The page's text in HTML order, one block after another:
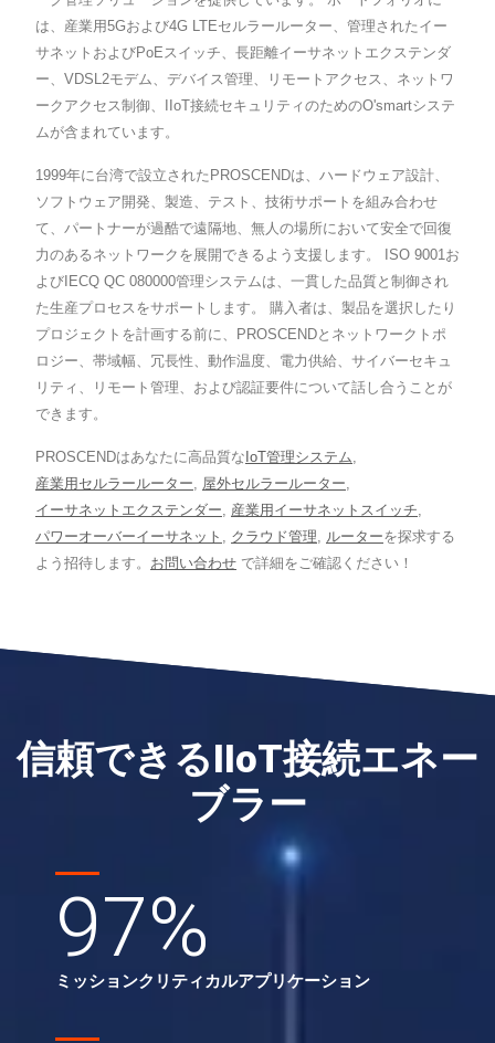
は、産業用5Gおよび4G LTEセルラールーター、管理されたイー
サネットおよびPoEスイッチ、長距離イーサネットエクステンダ
ー、VDSL2モデム、デバイス管理、リモートアクセス、ネットワ
ークアクセス制御、IIoT接続セキュリティのためのO'smartシステ
ムが含まれています。
1999年に台湾で設立されたPROSCENDは、ハードウェア設計、
ソフトウェア開発、製造、テスト、技術サポートを組み合わせ
て、パートナーが過酷で遠隔地、無人の場所において安全で回復
力のあるネットワークを展開できるよう支援します。 ISO 9001お
よびIECQ QC 080000管理システムは、一貫した品質と制御され
た生産プロセスをサポートします。 購入者は、製品を選択したり
プロジェクトを計画する前に、PROSCENDとネットワークトポ
ロジー、帯域幅、冗長性、動作温度、電力供給、サイバーセキュ
リティ、リモート管理、および認証要件について話し合うことが
できます。
PROSCENDはあなたに高品質な IoT管理システム,
産業用セルラールーター, 屋外セルラールーター,
イーサネットエクステンダー, 産業用イーサネットスイッチ,
パワーオーバーイーサネット , クラウド管理, ルーターを探求する
よう招待します。 お問い合わせ で詳細をご確認ください！
信頼できるIIoT接続エネー
ブラー
97%
ミッションクリティカルアプリケーション